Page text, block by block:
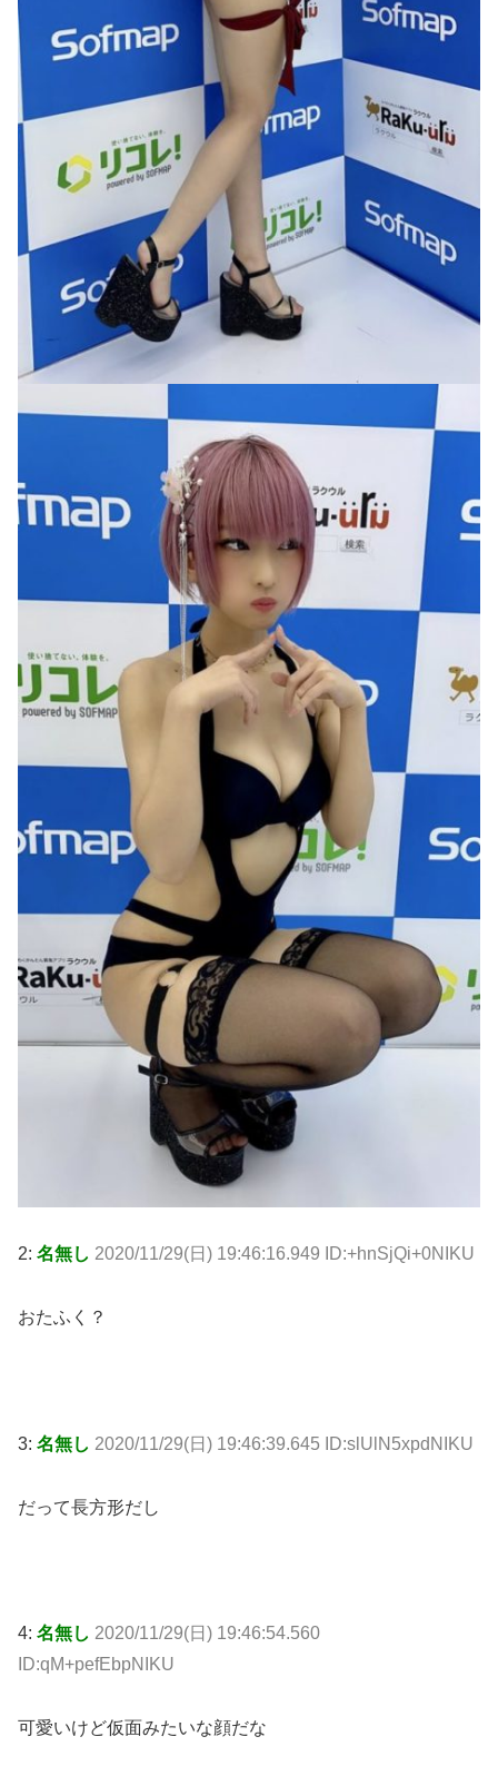
2: 名無し 2020/11/29(日) 19:46:16.949 ID:+hnSjQi+0NIKU
おたふく？
3: 名無し 2020/11/29(日) 19:46:39.645 ID:slUlN5xpdNIKU
だって長方形だし
4: 名無し 2020/11/29(日) 19:46:54.560
ID:qM+pefEbpNIKU
可愛いけど仮面みたいな顔だな